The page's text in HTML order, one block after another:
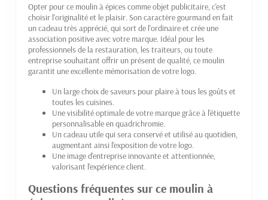
Opter pour ce moulin à épices comme objet publicitaire, c'est
choisir l'originalité et le plaisir. Son caractère gourmand en fait
un cadeau très apprécié, qui sort de l'ordinaire et crée une
association positive avec votre marque. Idéal pour les
professionnels de la restauration, les traiteurs, ou toute
entreprise souhaitant offrir un présent de qualité, ce moulin
garantit une excellente mémorisation de votre logo.
Un large choix de saveurs pour plaire à tous les goûts et
toutes les cuisines.
Une visibilité optimale de votre marque grâce à l'étiquette
personnalisable en quadrichromie.
Un cadeau utile qui sera conservé et utilisé au quotidien,
augmentant ainsi l'exposition de votre logo.
Une image d'entreprise innovante et attentionnée,
valorisant l'expérience client.
Questions fréquentes sur ce moulin à